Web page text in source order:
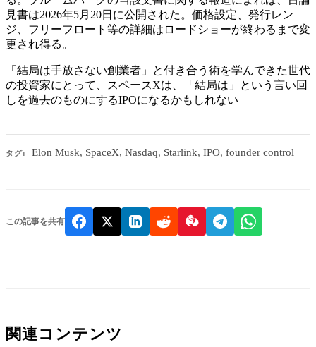
見書は2026年5月20日に公開された。価格設定、発行レン
ジ、フリーフロート等の詳細はロードショーが終わるまで変
更され得る。
「結局は手放さない創業者」と付き合う術を学んできた世代
の投資家にとって、スペースXは、「結局は」という言い回
しを過去のものにするIPOになるかもしれない
タグ: Elon Musk, SpaceX,Nasdaq, Starlink,IPO,founder control
この記事を共有
関連コンテンツ